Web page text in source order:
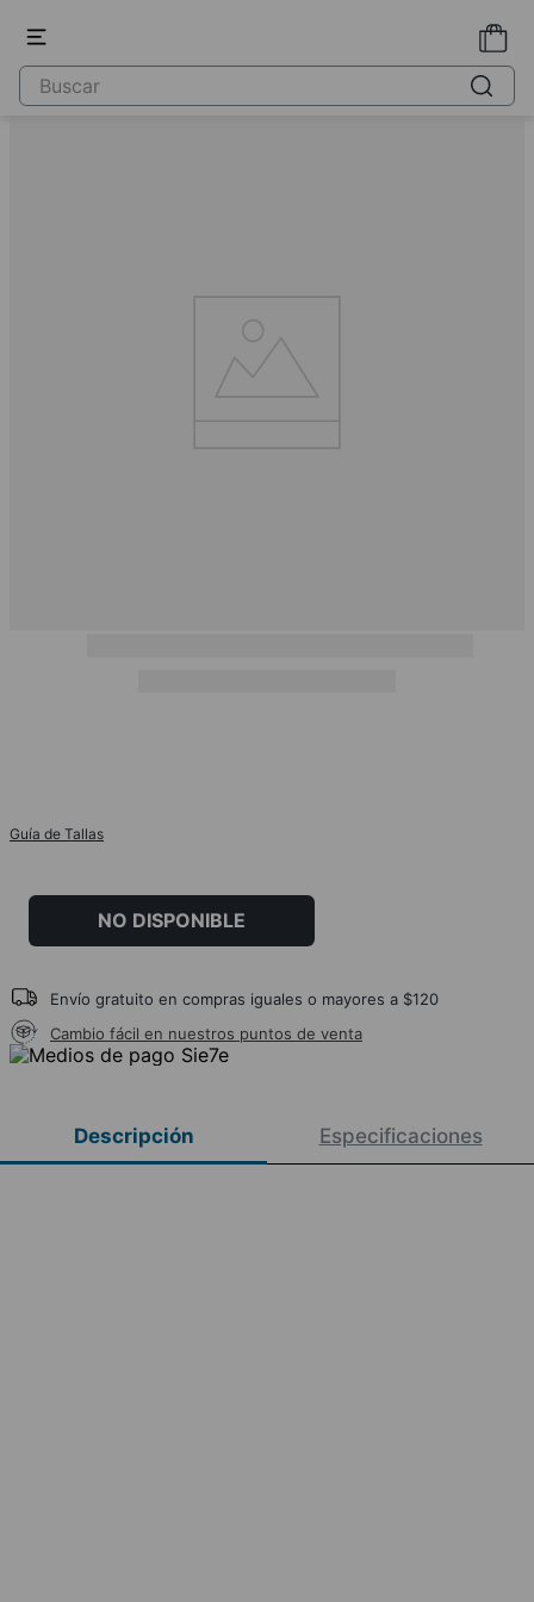
Guía de Tallas
NO DISPONIBLE
Envío gratuito en compras iguales o mayores a $120
Cambio fácil en nuestros puntos de venta
Descripción Especificaciones